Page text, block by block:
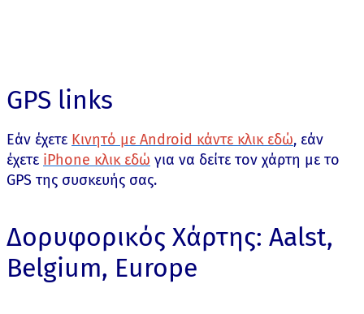
GPS links
Εάν έχετε Κινητό με Android κάντε κλικ εδώ, εάν
έχετε iPhone κλικ εδώ για να δείτε τον χάρτη με το
GPS της συσκευής σας.
Δορυφορικός Χάρτης: Aalst,
Belgium, Europe